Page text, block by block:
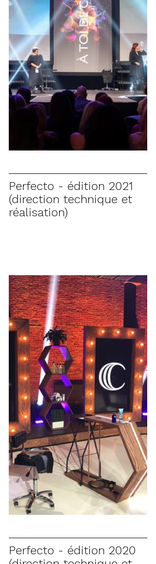
Perfecto - édition 2021
(direction technique et
réalisation)
Perfecto - édition 2020